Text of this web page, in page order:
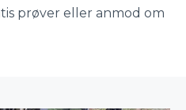
prøver eller anmod om